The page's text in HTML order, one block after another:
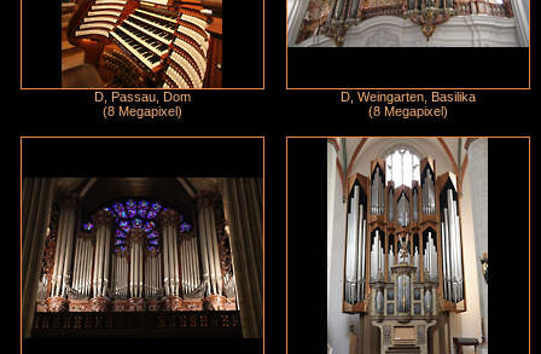
D, Passau, Dom
(8 Megapixel)
D, Weingarten, Basilika
(8 Megapixel)